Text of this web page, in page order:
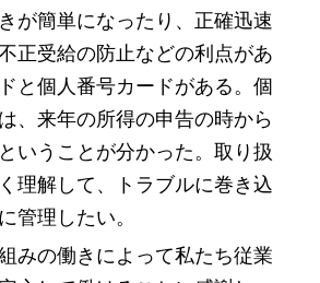
が簡単になったり、正確迅速
正受給の防止などの利点があ
と個人番号カードがある。個
、来年の所得の申告の時から
いうことが分かった。取り扱
理解して、トラブルに巻き込
管理したい。
みの働きによって私たち従業